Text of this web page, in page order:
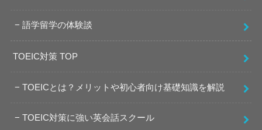
語学留学の体験談
TOEIC対策 TOP
TOEICとは？メリットや初心者向け基礎知識を解説
TOEIC対策に強い英会話スクール